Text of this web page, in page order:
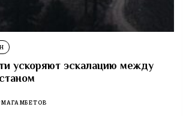
ускоряют эскалацию между